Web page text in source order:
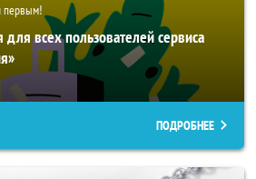
первым!
всех пользователей сервиса
ПОДРОБНЕЕ